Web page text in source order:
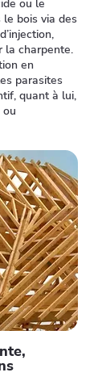
ou le
bois via des
la charpente.
en
parasites
quant à lui,